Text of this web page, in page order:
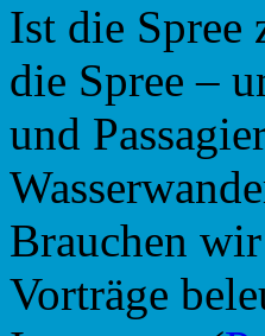
Ist die
die Spree –
und
Brauchen
Vorträge